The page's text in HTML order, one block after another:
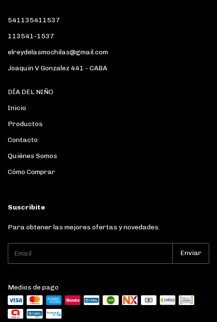
541135411537
113541-1537
elreydelasmochilas@gmail.com
Joaquin V Gonzalez 441 - CABA
DÍA DEL NIÑO
Inicio
Productos
Contacto
Quiénes Somos
Cómo Comprar
Suscribite
Para obtener las mejores ofertas y novedades.
Medios de pago